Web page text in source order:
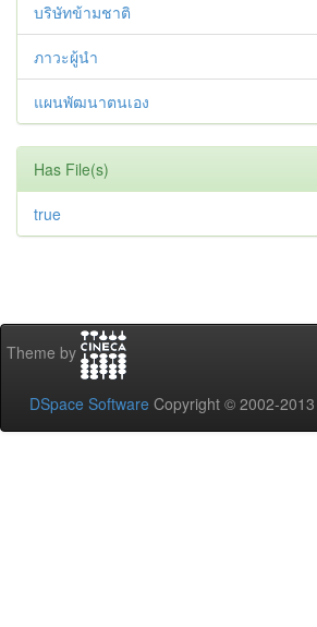
บริษัทข้ามชาติ
ภาวะผู้นำ
แผนพัฒนาตนเอง
Has File(s)
true
Theme by
DSpace Software Copyright © 2002-2013